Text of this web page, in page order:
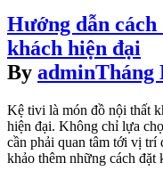
Hướng dẫn
khách hiện đại
By adminTháng
Kệ tivi là món đồ nội thất
hiện đại. Không chỉ lựa
cần phải quan tâm tới vị trí
khảo thêm những cách